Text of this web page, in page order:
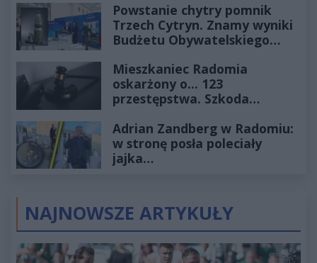
Powstanie chytry pomnik
Trzech Cytryn. Znamy wyniki
Budżetu Obywatelskiego
Mieszkaniec Radomia
oskarżony o... 123
przestępstwa. Szkoda
złotych
Adrian Zandberg w Radomiu:
w stronę posła poleciały
jajka…
NAJNOWSZE ARTYKUŁY